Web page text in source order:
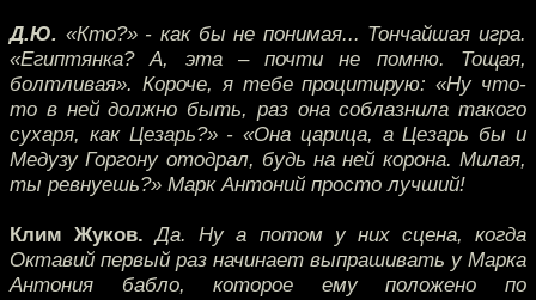
Д.Ю. «Кто?» - как бы не понимая... Тончайшая игра.
«Египтянка? А, эта – почти не помню. Тощая,
болтливая». Короче, я тебе процитирую: «Ну что-
то в ней должно быть, раз она соблазнила такого
сухаря, как Цезарь?» - «Она царица, а Цезарь бы и
Медузу Горгону отодрал, будь на ней корона. Милая,
ты ревнуешь?» Марк Антоний просто лучший!
Клим Жуков. Да. Ну а потом у них сцена, когда
Октавий первый раз начинает выпрашивать у Марка
Антония бабло, которое ему положено по